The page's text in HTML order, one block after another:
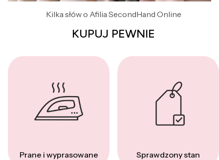
Kilka słów o Afilia SecondHand Online
KUPUJ PEWNIE
Prane i wyprasowane Sprawdzony stan